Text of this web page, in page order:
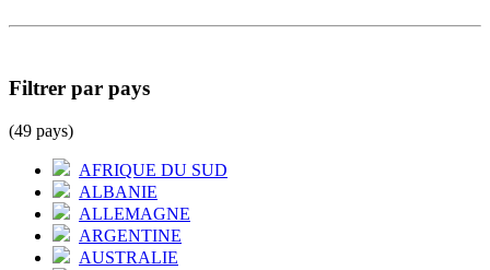
Filtrer par pays
(49 pays)
AFRIQUE DU SUD
ALBANIE
ALLEMAGNE
ARGENTINE
AUSTRALIE